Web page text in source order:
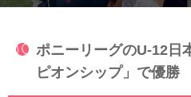
ポニーリーグのU-12日
ピオンシップ」で優勝